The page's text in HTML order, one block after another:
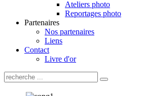
Ateliers photo
Reportages photo
Partenaires
Nos partenaires
Liens
Contact
Livre d'or